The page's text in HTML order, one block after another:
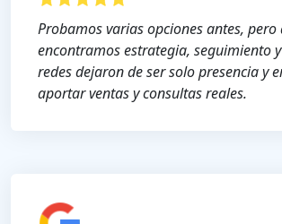
Probamos varias opciones antes, pero
encontramos estrategia, seguimiento
redes dejaron de ser solo presencia y
aportar ventas y consultas reales.